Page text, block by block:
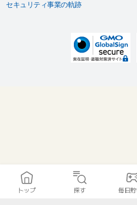
セキュリティ事業の軌跡
トップ 探す 毎日